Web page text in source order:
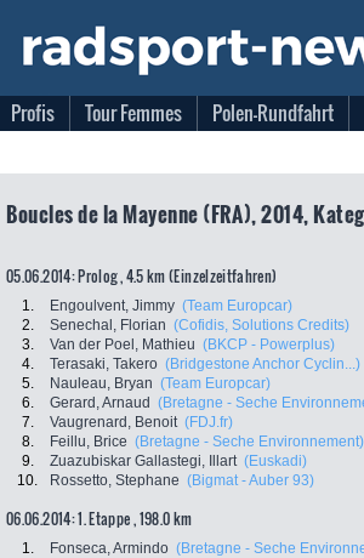
Profis Tour Femmes Polen-Rundfahrt
Boucles de la Mayenne (FRA), 2014,
05.06.2014: Prolog , 4.5 km (Einzelzeitfahren)
1. Engoulvent, Jimmy (Team Europcar)
2.
Senechal, Florian (Cofidis, Solutions Credits)
3.
Van der Poel, Mathieu (BKCP - Powerplus)
4.
Terasaki, Takero (Bridgestone Anchor Cyclin...)
5.
Nauleau, Bryan (Team Europcar)
6.
Gerard, Arnaud (Bretagne - Seche
7.
Vaugrenard, Benoit (FDJ.fr)
8.
Feillu, Brice (Bretagne - Seche Environnement)
9.
Zuazubiskar Gallastegi, Illart (Euskadi)
10.
Rossetto, Stephane (Bigmat - Auber 93)
06.06.2014: 1. Etappe , 198.0 km
1. Fonseca, Armindo (Bretagne - Seche